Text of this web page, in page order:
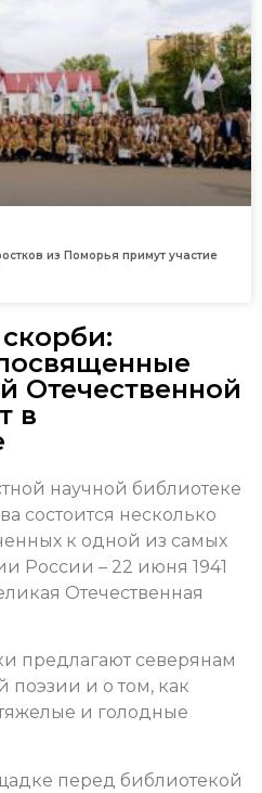
из Поморья примут участие
Отечественной
в
научной библиотеке
состоится несколько
к одной из самых
России – 22 июня 1941
Отечественная
предлагают северянам
поэзии и о том, как
и голодные
перед библиотекой